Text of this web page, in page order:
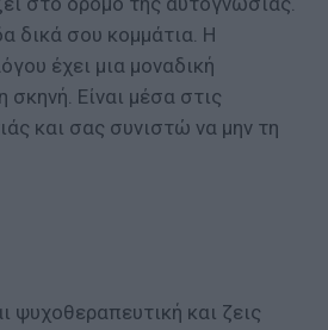
δικά σου κομμάτια. Η
έχει μια μοναδική
Είναι μέσα στις
και σας συνιστώ να μην τη
ψυχοθεραπευτική και ζεις